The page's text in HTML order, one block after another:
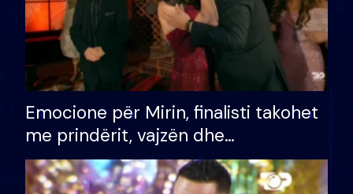
Emocione për Mirin, finalisti takohet
me prindërit, vajzën dhe
bashkëshorten: S’kemi ndonjë letër
divorci apo jo?